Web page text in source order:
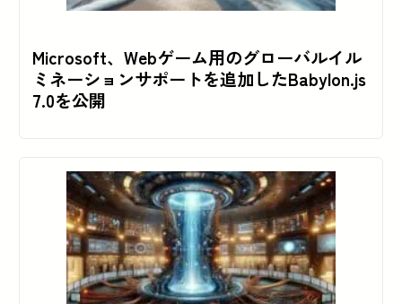
Microsoft、Webゲーム用のグローバルイル
ミネーションサポートを追加したBabylon.js
7.0を公開